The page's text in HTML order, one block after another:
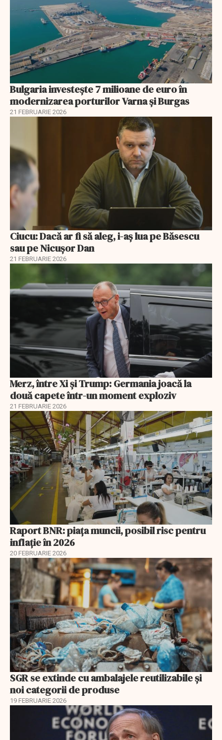
Bulgaria investește 7 milioane de euro în
modernizarea porturilor Varna și Burgas
21 FEBRUARIE 2026
Ciucu: Dacă ar fi să aleg, i-aș lua pe Băsescu
sau pe Nicușor Dan
21 FEBRUARIE 2026
Merz, între Xi și Trump: Germania joacă la
două capete într-un moment exploziv
21 FEBRUARIE 2026
Raport BNR: piața muncii, posibil risc pentru
inflație în 2026
20 FEBRUARIE 2026
SGR se extinde cu ambalajele reutilizabile și
noi categorii de produse
19 FEBRUARIE 2026